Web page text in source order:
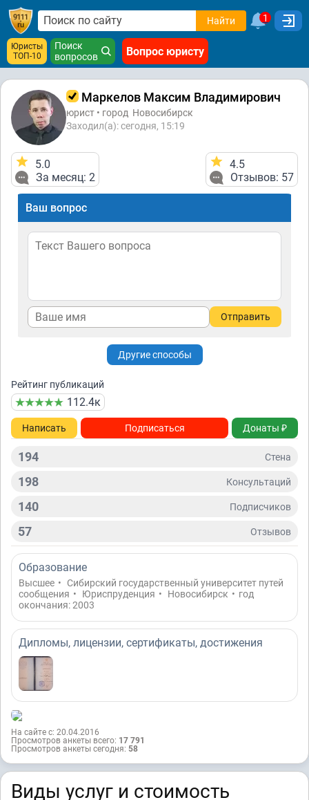
Найти 1
Юристы
ТОП-10
Поиск
вопросов
Вопрос юристу
Маркелов Максим Владимирович
юрист • город Новосибирск
Заходил(а): сегодня, 15:19
5.0
За месяц: 2
4.5
Отзывов: 57
Ваш вопрос
Отправить
Другие способы
Рейтинг публикаций
112.4к
Написать Подписаться Донаты ₽
194 Стена
198 Консультаций
140 Подписчиков
57 Отзывов
Образование
Высшее •
Сибирский государственный университет путей
сообщения • Юриспруденция • Новосибирск • год
окончания: 2003
Дипломы, лицензии, сертификаты, достижения
На сайте с: 20.04.2016
Просмотров анкеты всего: 17 791
Просмотров анкеты сегодня: 58
Виды услуг и стоимость